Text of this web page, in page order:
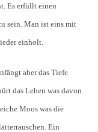
Es erfüllt einen
sein. Man ist eins mit
einholt.
aber das Tiefe
das Leben was davon
Moos was die
Ein